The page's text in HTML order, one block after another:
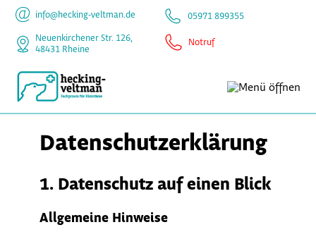
info@hecking-veltman.de
05971 899355
Neuenkirchener Str. 126,
48431 Rheine
Notruf
Datenschutz­erklärung
1. Datenschutz auf einen Blick
Allgemeine Hinweise